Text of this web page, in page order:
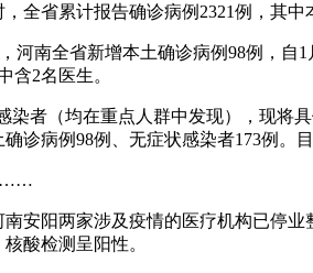
全省累计报告确诊病例2321例，其中
河南全省新增本土确诊病例98例，
含2名医生。
染者（均在重点人群中发现），现
诊病例98例、无症状感染者173例。
……
安阳两家涉及疫情的医疗机构已停
酸检测呈阳性。